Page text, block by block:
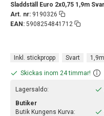
Sladdställ Euro 2x0,75 1,9m
Art. nr: 9190326
EAN: 5908254841712
Inkl. stickpropp Svart 1,9m
Skickas inom 24 timmar!
Lagersaldo:
Butiker
Butik Kungens Kurva: